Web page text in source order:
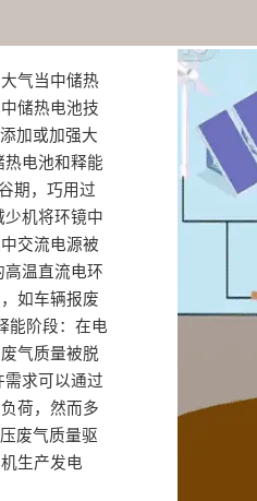
气当中储热
储热电池技
加或加强大
电池和释能
期，巧用过
机将环镜中
交流电源被
温直流电环
如车辆报废
能阶段‌：在电
气质量被脱
求可以通过
荷，然而多
废气质量驱
生产发电